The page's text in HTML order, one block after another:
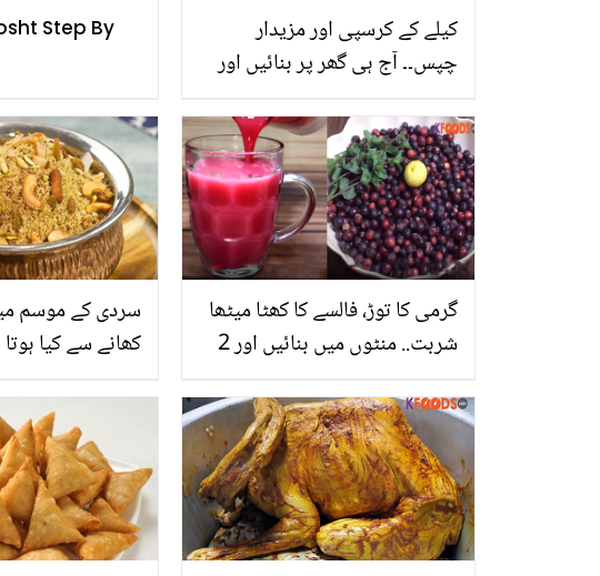
Step By
کیلے کے کرسپی اور مزیدار
چپس۔۔ آج ہی گھر پر بنائیں اور
سردی کے موسم
کھانے سے کیا
حیرت انگیز
کا آسان طریقہ
گرمی کا توڑ، فالسے کا کھٹا میٹھا
شربت.. منٹوں میں بنائیں اور 2